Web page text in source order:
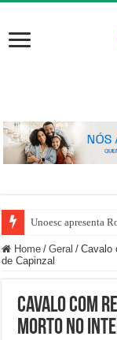
Unoesc apresenta
Home / Geral / Cavalo
de Capinzal
Cavalo com
morto no